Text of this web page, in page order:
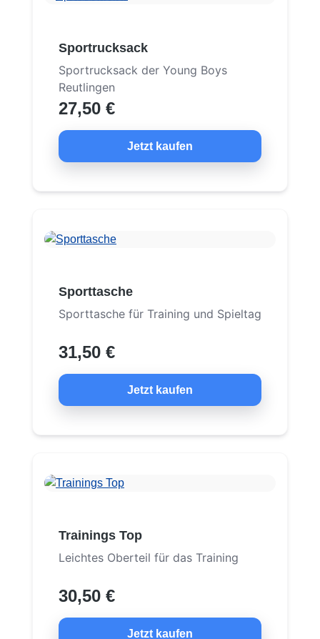
Sportrucksack
Sportrucksack der Young Boys
Reutlingen
27,50 €
Jetzt kaufen
Sporttasche
Sporttasche für Training und Spieltag
31,50 €
Jetzt kaufen
Trainings Top
Leichtes Oberteil für das Training
30,50 €
Jetzt kaufen